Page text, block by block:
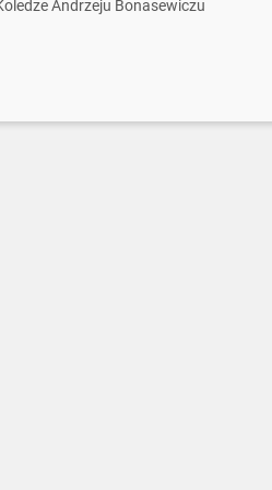
Andrzeju Bonasewiczu